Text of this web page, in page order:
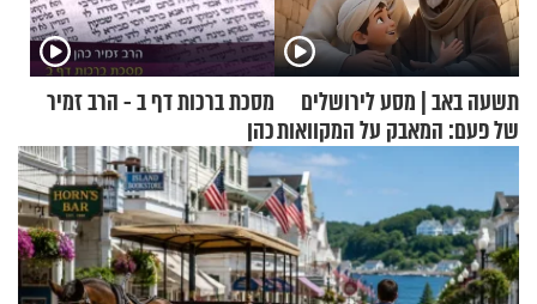
תשעה באב | מסע לירושלים
של פעם: המאבק על המקוואות
מסכת ברכות דף ב - הרב זמיר
כהן